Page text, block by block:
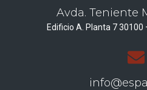
Avda. Teniente
Edificio A. Planta 7